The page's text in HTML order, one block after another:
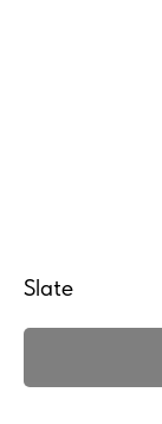
Slate